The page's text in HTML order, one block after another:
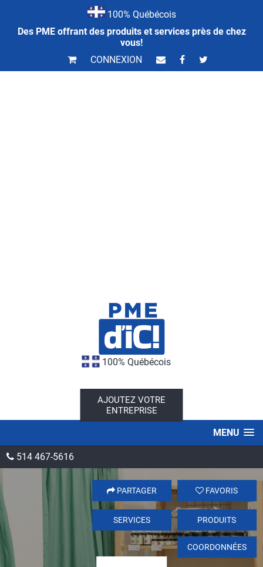
100% Québécois
Des PME offrant des produits et services près de chez
vous!
CONNEXION
100% Québécois
AJOUTEZ VOTRE
ENTREPRISE
MENU
514 467-5616
FAVORIS
PARTAGER
PRODUITS
SERVICES
COORDONNÉES